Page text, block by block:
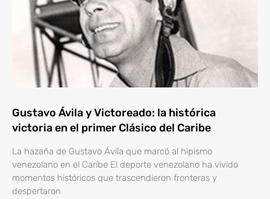
Gustavo Ávila y Victoreado: la histórica
victoria en el primer Clásico del Caribe
La hazaña de Gustavo Ávila que marcó al hipismo
venezolano en el Caribe El deporte venezolano ha vivido
momentos históricos que trascendieron fronteras y
despertaron